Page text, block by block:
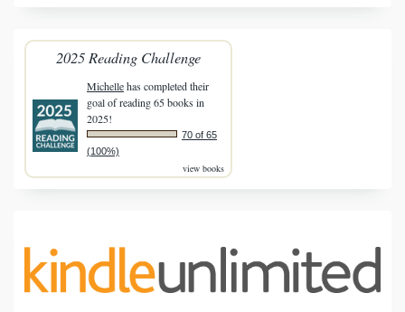
2025 Reading Challenge
Michellehas completed their
goal of reading 65 books in
2025!
70 of 65
(100%)
view books